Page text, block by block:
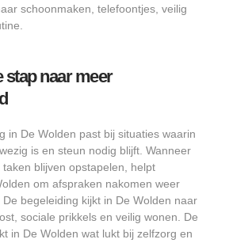
schoonmaken, telefoontjes, veilig
stap naar meer
in De Wolden past bij situaties waarin
is en steun nodig blijft. Wanneer
blijven opstapelen, helpt
om afspraken nakomen weer
begeleiding kijkt in De Wolden naar
sociale prikkels en veilig wonen. De
in De Wolden wat lukt bij zelfzorg en